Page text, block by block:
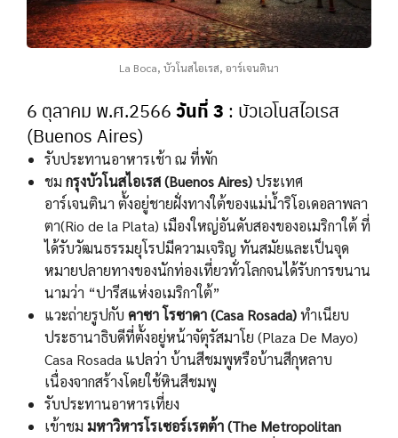
La Boca, บัวโนสไอเรส, อาร์เจนตินา
6 ตุลาคม พ.ศ.2566 วันที่ 3 : บัวเอโนสไอเรส
(Buenos Aires)
รับประทานอาหารเช้า ณ ที่พัก
ชม กรุงบัวโนสไอเรส (Buenos Aires)ประเทศ
อาร์เจนตินา ตั้งอยู่ชายฝั่งทางใต้ของแม่น้ำริโอเดอลาพลา
ตา(Rio de la Plata) เมืองใหญ่อันดับสองของอเมริกาใต้ ที่
ได้รับวัฒนธรรมยุโรปมีความเจริญ ทันสมัยและเป็นจุด
หมายปลายทางของนักท่องเที่ยวทั่วโลกจนได้รับการขนาน
นามว่า “ปารีสแห่งอเมริกาใต้”
แวะถ่ายรูปกับ คาซา โรซาดา (Casa Rosada)ทำเนียบ
ประธานาธิบดีที่ตั้งอยู่หน้าจัตุรัสมาโย (Plaza De Mayo)
Casa Rosada แปลว่า บ้านสีชมพูหรือบ้านสีกุหลาบ
เนื่องจากสร้างโดยใช้หินสีชมพู
รับประทานอาหารเที่ยง
เข้าชม มหาวิหารโรเซอร์เรตต้า (The Metropolitan